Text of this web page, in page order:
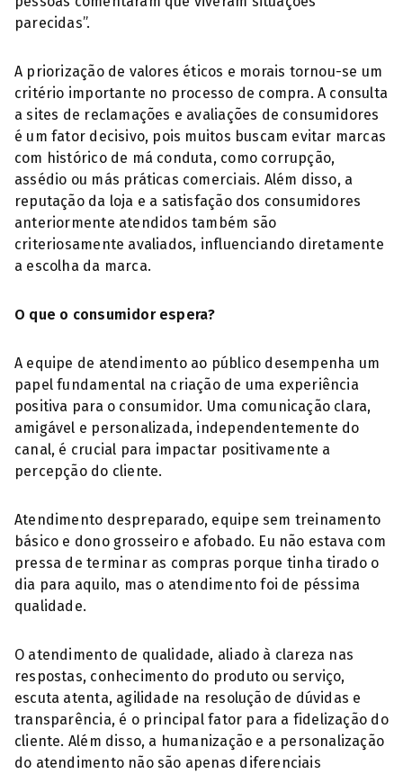
parecidas”.
A priorização de valores éticos e morais tornou-se um
critério importante no processo de compra. A consulta
a sites de reclamações e avaliações de consumidores
é um fator decisivo, pois muitos buscam evitar marcas
com histórico de má conduta, como corrupção,
assédio ou más práticas comerciais. Além disso, a
reputação da loja e a satisfação dos consumidores
anteriormente atendidos também são
criteriosamente avaliados, influenciando diretamente
a escolha da marca.
O que o consumidor espera?
A equipe de atendimento ao público desempenha um
papel fundamental na criação de uma experiência
positiva para o consumidor. Uma comunicação clara,
amigável e personalizada, independentemente do
canal, é crucial para impactar positivamente a
percepção do cliente.
Atendimento despreparado, equipe sem treinamento
básico e dono grosseiro e afobado. Eu não estava com
pressa de terminar as compras porque tinha tirado o
dia para aquilo, mas o atendimento foi de péssima
qualidade.
O atendimento de qualidade, aliado à clareza nas
respostas, conhecimento do produto ou serviço,
escuta atenta, agilidade na resolução de dúvidas e
transparência, é o principal fator para a fidelização do
cliente. Além disso, a humanização e a personalização
do atendimento não são apenas diferenciais